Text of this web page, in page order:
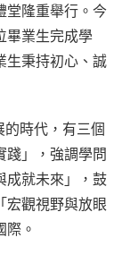
堂隆重舉行。今
畢業生完成學
生秉持初心、誠
的時代，有三個
踐」，強調學問
成就未來」，鼓
宏觀視野與放眼
。